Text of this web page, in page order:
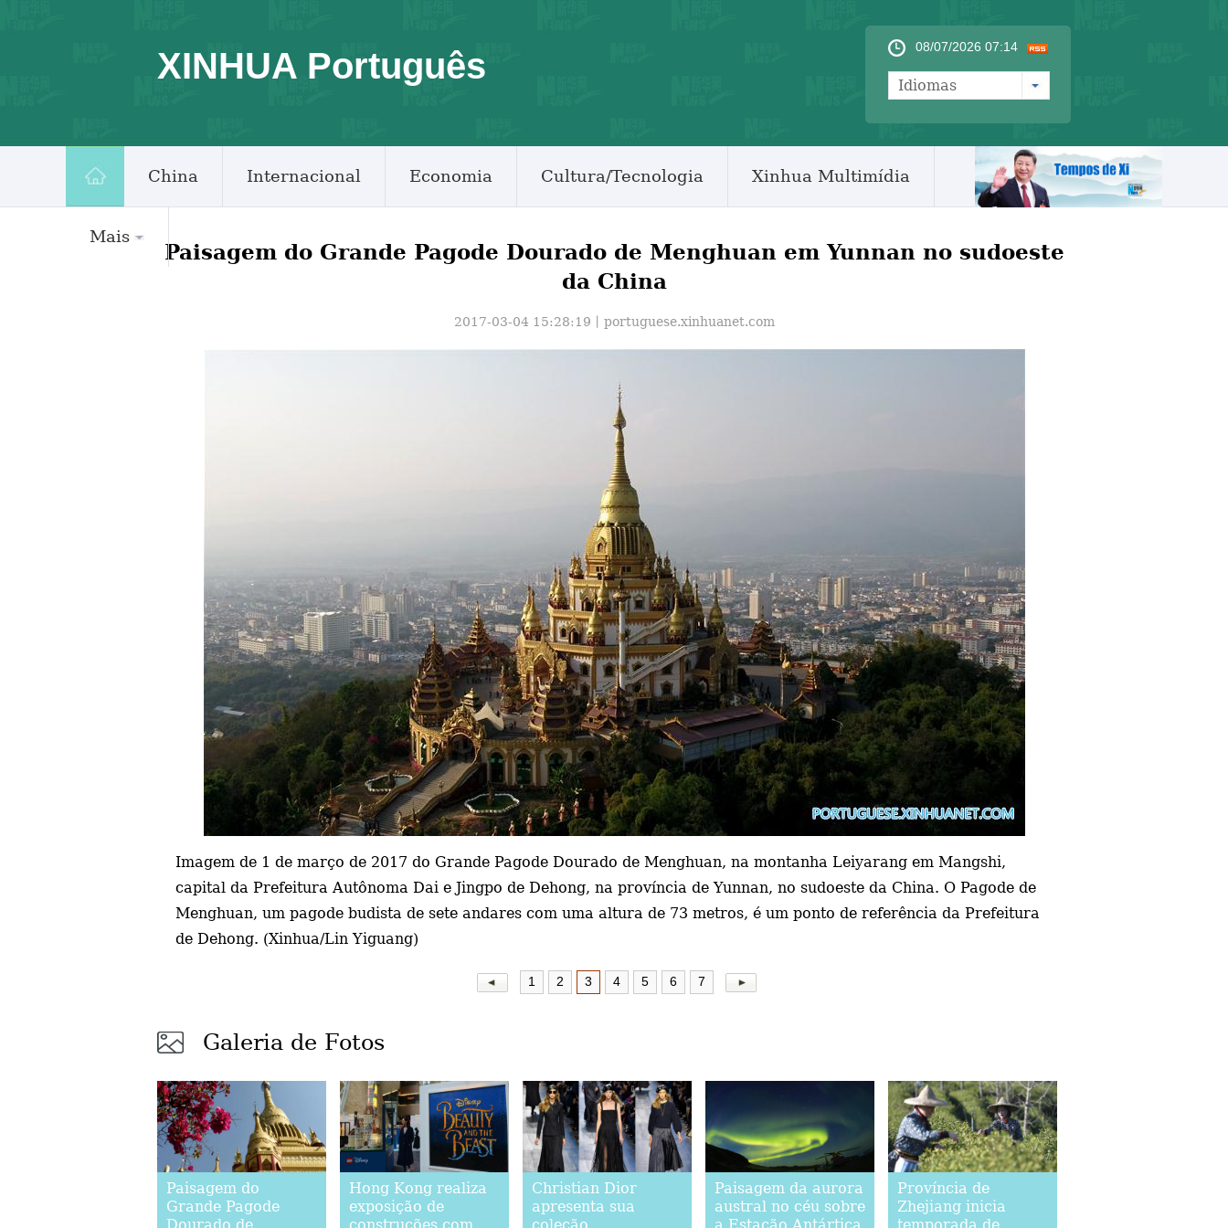
XINHUA Português 08/07/2026 07:14
Idiomas
China Internacional Economia Cultura/Tecnologia Xinhua Multimídia
Mais
Paisagem do Grande Pagode Dourado de Menghuan em Yunnan no sudoeste
da China
2017-03-04 15:28:19丨 portuguese.xinhuanet.com
Imagem de 1 de março de 2017 do Grande Pagode Dourado de Menghuan, na montanha Leiyarang em Mangshi,
capital da Prefeitura Autônoma Dai e Jingpo de Dehong, na província de Yunnan, no sudoeste da China. O Pagode de
Menghuan, um pagode budista de sete andares com uma altura de 73 metros, é um ponto de referência da Prefeitura
de Dehong. (Xinhua/Lin Yiguang)
1 2 3 4 5 6 7
Galeria de Fotos
Paisagem do
Grande Pagode
Hong Kong realiza
exposição de
Christian Dior
apresenta sua
Paisagem da aurora
austral no céu sobre
Província de
Zhejiang inicia